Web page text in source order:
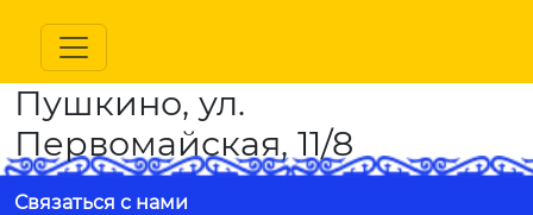
Пушкино, ул.
Первомайская, 11/8
Связаться с нами